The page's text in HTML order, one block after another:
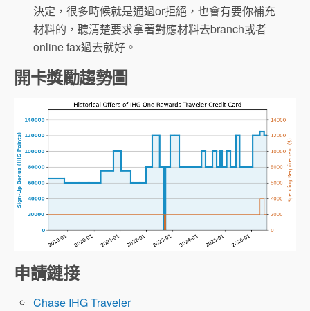
決定，很多時候就是通過or拒絕，也會有要你補充
材料的，聽清楚要求拿著對應材料去branch或者
online fax過去就好。
開卡獎勵趨勢圖
申請鏈接
Chase IHG Traveler